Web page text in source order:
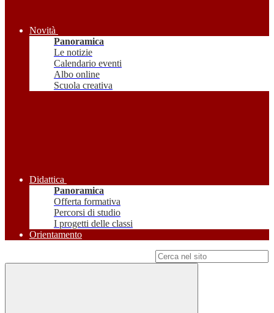
Novità
Panoramica
Le notizie
Calendario eventi
Albo online
Scuola creativa
Didattica
Panoramica
Offerta formativa
Percorsi di studio
I progetti delle classi
Orientamento